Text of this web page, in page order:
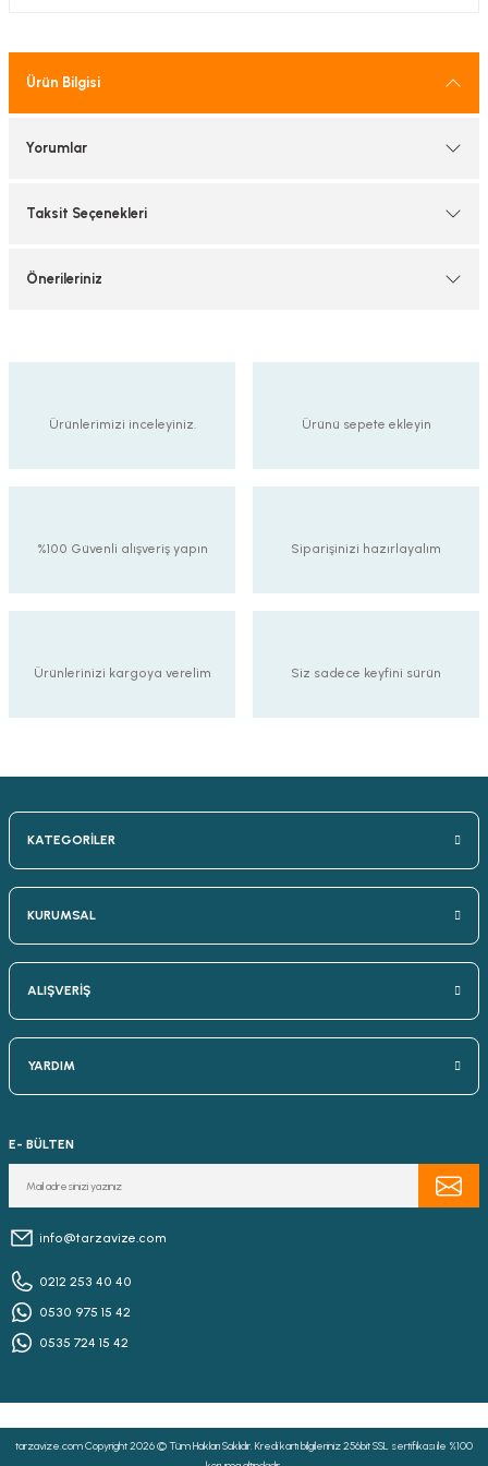
Ürün Bilgisi
Yorumlar
Taksit Seçenekleri
Önerileriniz
Ürünlerimizi inceleyiniz. Ürünü sepete ekleyin
%100 Güvenli alışveriş yapın Siparişinizi hazırlayalım
Ürünlerinizi kargoya verelim Siz sadece keyfini sürün
KATEGORİLER
KURUMSAL
ALIŞVERİŞ
YARDIM
E- BÜLTEN
info@tarzavize.com
0212 253 40 40
0530 975 15 42
0535 724 15 42
tarzavize.com Copyright 2026 © Tüm Hakları Saklıdır. Kredi kartı bilgileriniz 256bit SSL sertifikası ile %100